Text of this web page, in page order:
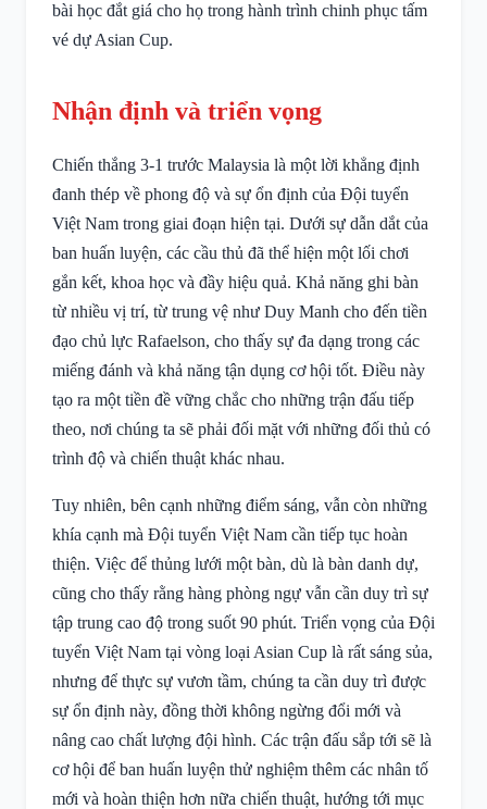
bài học đắt giá cho họ trong hành trình chinh phục tấm
vé dự Asian Cup.
Nhận định và triển vọng
Chiến thắng 3-1 trước Malaysia là một lời khẳng định
đanh thép về phong độ và sự ổn định của Đội tuyển
Việt Nam trong giai đoạn hiện tại. Dưới sự dẫn dắt của
ban huấn luyện, các cầu thủ đã thể hiện một lối chơi
gắn kết, khoa học và đầy hiệu quả. Khả năng ghi bàn
từ nhiều vị trí, từ trung vệ như Duy Manh cho đến tiền
đạo chủ lực Rafaelson, cho thấy sự đa dạng trong các
miếng đánh và khả năng tận dụng cơ hội tốt. Điều này
tạo ra một tiền đề vững chắc cho những trận đấu tiếp
theo, nơi chúng ta sẽ phải đối mặt với những đối thủ có
trình độ và chiến thuật khác nhau.
Tuy nhiên, bên cạnh những điểm sáng, vẫn còn những
khía cạnh mà Đội tuyển Việt Nam cần tiếp tục hoàn
thiện. Việc để thủng lưới một bàn, dù là bàn danh dự,
cũng cho thấy rằng hàng phòng ngự vẫn cần duy trì sự
tập trung cao độ trong suốt 90 phút. Triển vọng của Đội
tuyển Việt Nam tại vòng loại Asian Cup là rất sáng sủa,
nhưng để thực sự vươn tầm, chúng ta cần duy trì được
sự ổn định này, đồng thời không ngừng đổi mới và
nâng cao chất lượng đội hình. Các trận đấu sắp tới sẽ là
cơ hội để ban huấn luyện thử nghiệm thêm các nhân tố
mới và hoàn thiện hơn nữa chiến thuật, hướng tới mục